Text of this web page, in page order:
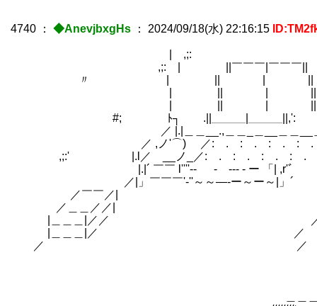
4740 ： ◆AnevjbxgHs ： 2024/09/18(水) 22:16:15
|
,;: | ||￣￣￣|￣￣
〃 | || |
#; ﾄ┐ .||＿＿＿|＿＿
／ |.|＿＿__.,＿＿_＿__＿＿__＿
／ ,ノ'⌒) ／: . : . : . : . : ／:
,;:' |.l／ゞ__ノ_／: . : . : . : . : ／
|.|´ ￣￣ l''''-- - --- - ー 「| ,r'ﾞ
／|」￣￣￣'-''～～―-ー～ー～|」
／￣￣／|
／＿＿／／|
|＿＿＿|／／
|＿＿＿|／ ／
／ ／